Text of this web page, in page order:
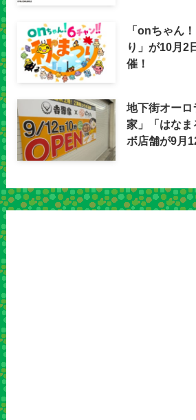
「onちゃん
り」が10月2
催！
地下街オー
家」「はなま
ボ店舗が9月